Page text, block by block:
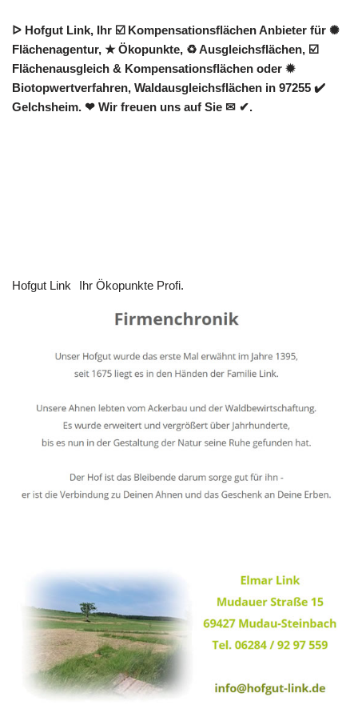
ᐅ Hofgut Link, Ihr ☑️ Kompensationsflächen Anbieter für ✺
Flächenagentur, ★ Ökopunkte, ♻ Ausgleichsflächen, ☑️
Flächenausgleich & Kompensationsflächen oder ✹
Biotopwertverfahren, Waldausgleichsflächen in 97255 ✔️
Gelchsheim. ❤ Wir freuen uns auf Sie ✉ ✔.
Hofgut Link Ihr Ökopunkte Profi.